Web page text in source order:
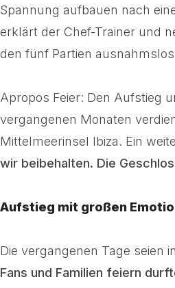
Spannung aufbauen nach
erklärt der Chef-Trainer und
den fünf Partien ausnahmslos
Apropos Feier: Den Aufstieg
vergangenen Monaten
Mittelmeerinsel Ibiza. Ein
wir beibehalten. Die
Aufstieg mit großen
Die vergangenen Tage seien
Fans und Familien feiern